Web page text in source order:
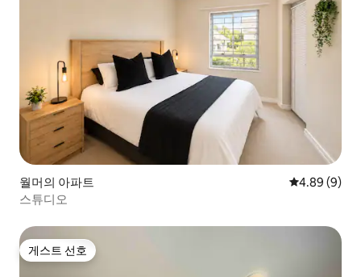
월머의 아파트 평점 4.89점
4.89 (9)
스튜디오
게스트 선호
게스트 선호